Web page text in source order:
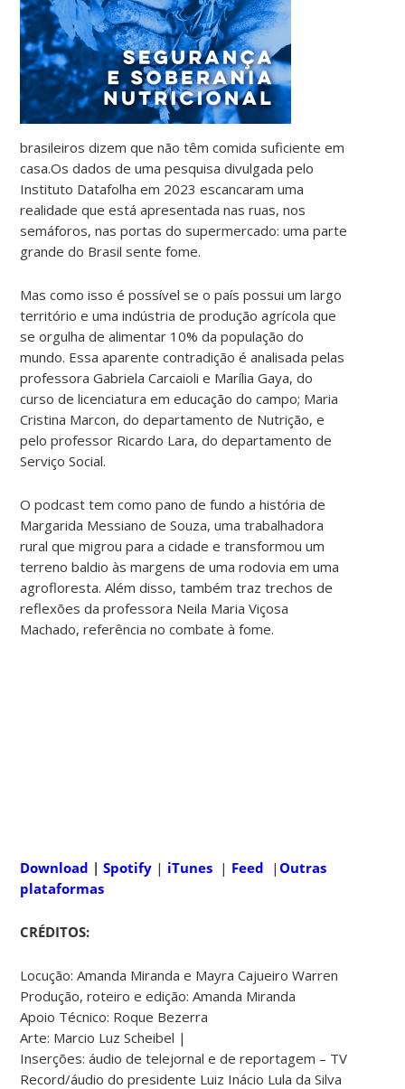
brasileiros dizem que não têm comida suficiente em
casa.Os dados de uma pesquisa divulgada pelo
Instituto Datafolha em 2023 escancaram uma
realidade que está apresentada nas ruas, nos
semáforos, nas portas do supermercado: uma parte
grande do Brasil sente fome.
Mas como isso é possível se o país possui um largo
território e uma indústria de produção agrícola que
se orgulha de alimentar 10% da população do
mundo. Essa aparente contradição é analisada pelas
professora Gabriela Carcaioli e Marília Gaya, do
curso de licenciatura em educação do campo; Maria
Cristina Marcon, do departamento de Nutrição, e
pelo professor Ricardo Lara, do departamento de
Serviço Social.
O podcast tem como pano de fundo a história de
Margarida Messiano de Souza, uma trabalhadora
rural que migrou para a cidade e transformou um
terreno baldio às margens de uma rodovia em uma
agrofloresta. Além disso, também traz trechos de
reflexões da professora Neila Maria Viçosa
Machado, referência no combate à fome.
Download |Spotify | iTunes | Feed |Outras
plataformas
CRÉDITOS:
Locução: Amanda Miranda e Mayra Cajueiro Warren
Produção, roteiro e edição: Amanda Miranda
Apoio Técnico: Roque Bezerra
Arte: Marcio Luz Scheibel |
Inserções: áudio de telejornal e de reportagem – TV
Record/áudio do presidente Luiz Inácio Lula da Silva